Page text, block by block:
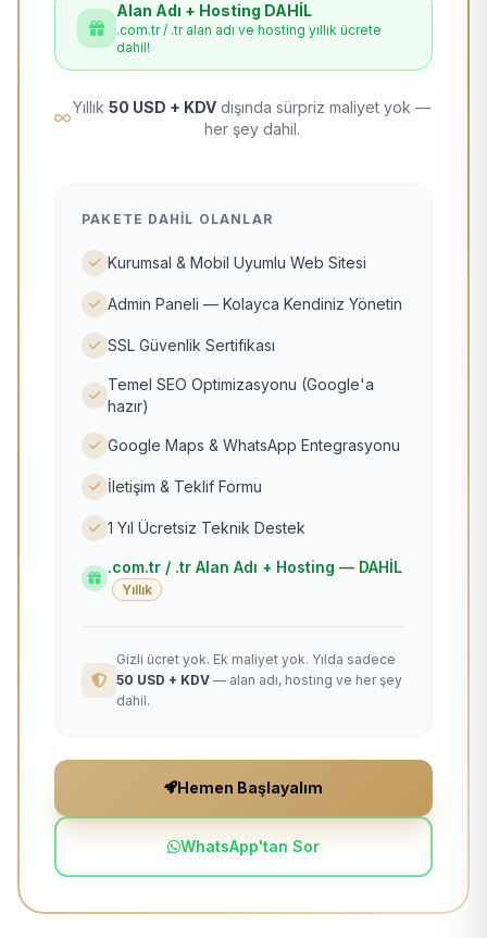
Alan Adı + Hosting DAHİL
.com.tr / .tr alan adı ve hosting yıllık ücrete
dahil!
Yıllık 50 USD + KDV dışında sürpriz maliyet yok —
her şey dahil.
PAKETE DAHIL OLANLAR
Kurumsal & Mobil Uyumlu Web Sitesi
Admin Paneli — Kolayca Kendiniz Yönetin
SSL Güvenlik Sertifikası
Temel SEO Optimizasyonu (Google'a
hazır)
Google Maps & WhatsApp Entegrasyonu
İletişim & Teklif Formu
1 Yıl Ücretsiz Teknik Destek
.com.tr / .tr Alan Adı + Hosting — DAHİL
Yıllık
Gizli ücret yok. Ek maliyet yok. Yılda sadece
50 USD + KDV — alan adı, hosting ve her şey
dahil.
Hemen Başlayalım
WhatsApp'tan Sor